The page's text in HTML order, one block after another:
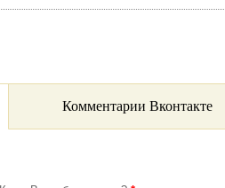
Комментарии Вконтакте